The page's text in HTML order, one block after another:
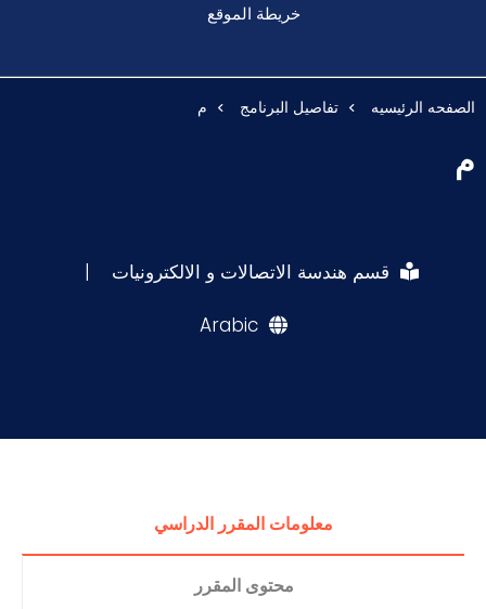
خريطة الموقع
الصفحه الرئيسيه تفاصيل البرنامج م
م
قسم هندسة الاتصالات و الالكترونيات |
Arabic
معلومات المقرر الدراسي
محتوى المقرر